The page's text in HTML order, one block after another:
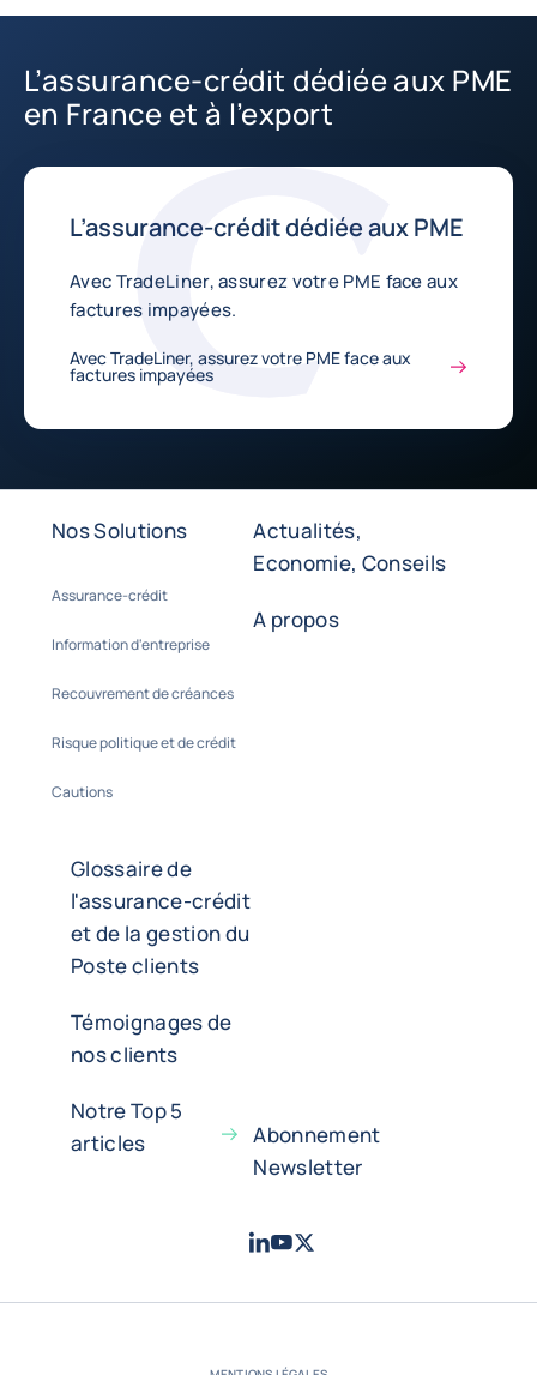
L’assurance-crédit dédiée aux PME
en France et à l’export
L’assurance-crédit dédiée aux PME
Avec TradeLiner, assurez votre PME face aux
factures impayées.
Avec TradeLiner, assurez votre PME face aux
factures impayées
Nos Solutions
Assurance-crédit
Information d'entreprise
Recouvrement de créances
Risque politique et de crédit
Cautions
Actualités,
Economie, Conseils
A propos
Glossaire de
l'assurance-crédit
et de la gestion du
Poste clients
Témoignages de
nos clients
Notre Top 5
articles
Abonnement
Newsletter
LinkedIn
Youtube
X - Twitter